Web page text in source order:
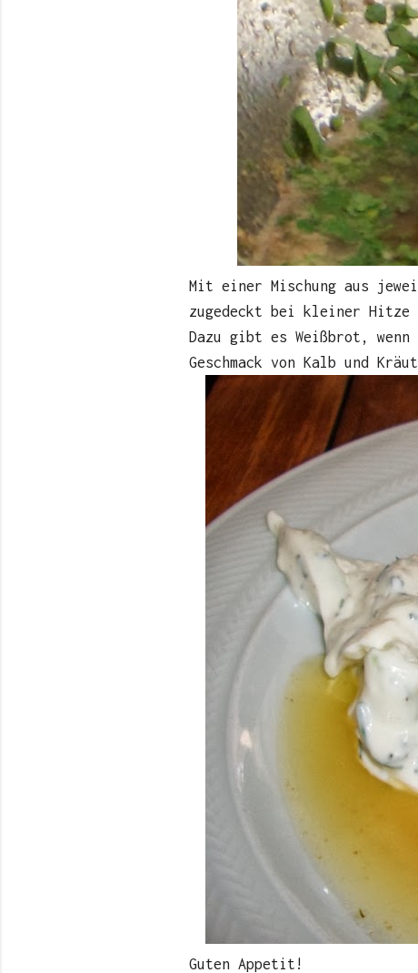
Mit einer Mischung aus
zugedeckt bei kleiner
Dazu gibt es Weißbrot,
Geschmack von Kalb und
Guten Appetit!